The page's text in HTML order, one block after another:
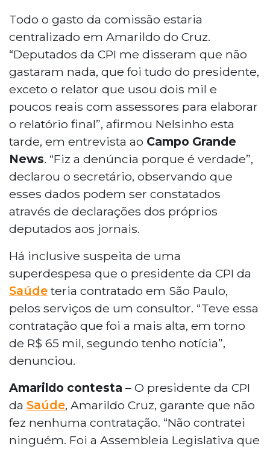
Todo o gasto da comissão estaria
centralizado em Amarildo do Cruz.
“Deputados da CPI me disseram que não
gastaram nada, que foi tudo do presidente,
exceto o relator que usou dois mil e
poucos reais com assessores para elaborar
o relatório final”, afirmou Nelsinho esta
tarde, em entrevista ao Campo Grande
News. “Fiz a denúncia porque é verdade”,
declarou o secretário, observando que
esses dados podem ser constatados
através de declarações dos próprios
deputados aos jornais.
Há inclusive suspeita de uma
superdespesa que o presidente da CPI da
Saúdeteria contratado em São Paulo,
pelos serviços de um consultor. “Teve essa
contratação que foi a mais alta, em torno
de R$ 65 mil, segundo tenho notícia”,
denunciou.
Amarildo contesta – O presidente da CPI
da Saúde, Amarildo Cruz, garante que não
fez nenhuma contratação. “Não contratei
ninguém. Foi a Assembleia Legislativa que